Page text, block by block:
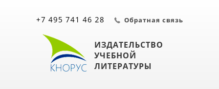
ИЗДАТЕЛЬСТВО
УЧЕБНОЙ
ЛИТЕРАТУРЫ
+7 495 741 46 28 Обратная связь